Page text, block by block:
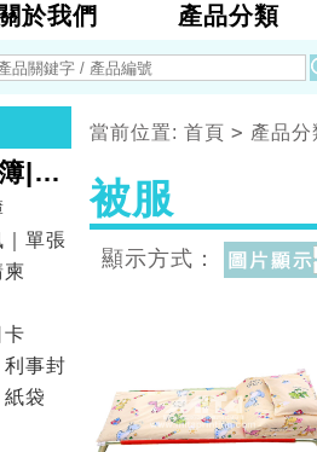
關於我們 產品分類
|畫
單張
柬
卡
事封
袋
當前位置: 首頁 > 產品
被服
顯示方式：